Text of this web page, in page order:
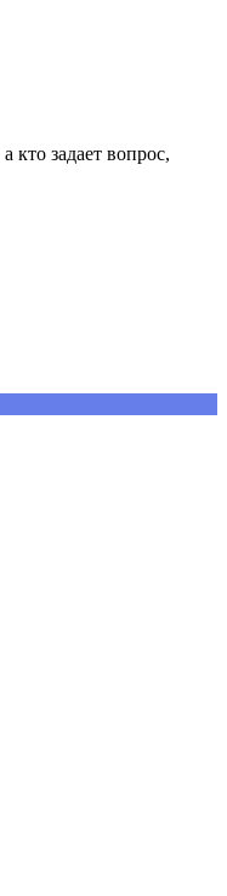
кто задает вопрос,